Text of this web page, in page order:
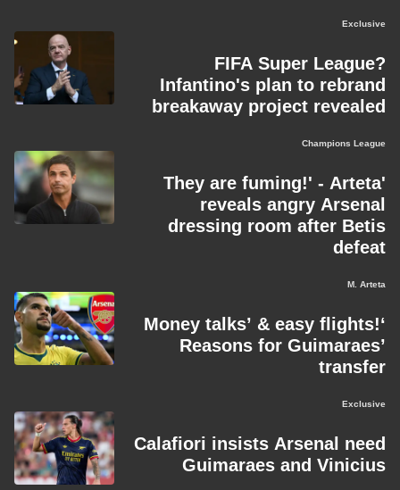
Exclusive
FIFA Super League?
Infantino's plan to rebrand
breakaway project revealed
Champions League
'They are fuming!' - Arteta
reveals angry Arsenal
dressing room after Betis
defeat
M. Arteta
‘Money talks’ & easy flights!
Reasons for Guimaraes’
transfer
Exclusive
Calafiori insists Arsenal need
Guimaraes and Vinicius